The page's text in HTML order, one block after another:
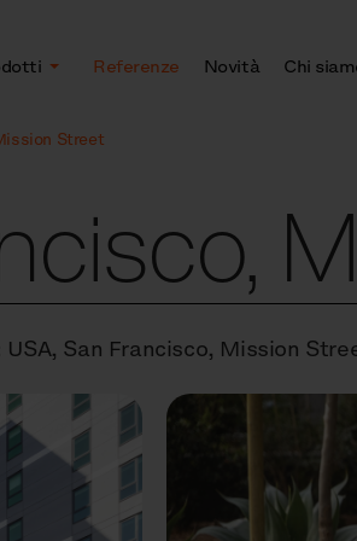
Referenze Novità Chi
Street
USA, San Francisco, Mission